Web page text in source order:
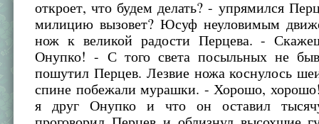
откроет, что будем делать? - упрямился
милицию вызовет? Юсуф неуловимым
нож к великой радости Перцева. -
Онупко! - С того света посыльных не
пошутил Перцев. Лезвие ножа коснулось
спине побежали мурашки. - Хорошо,
я друг Онупко и что он оставил